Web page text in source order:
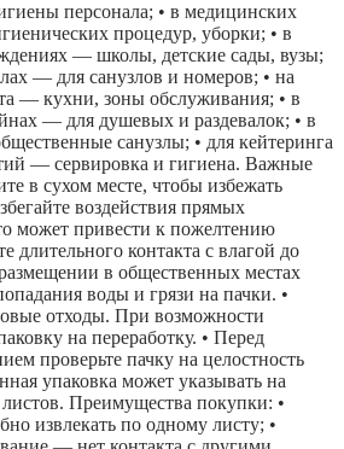
персонала; • в медицинских
процедур, уборки; • в
— школы, детские сады, вузы;
— для санузлов и номеров; • на
— кухни, зоны обслуживания; • в
— для душевых и раздевалок; • в
санузлы; • для кейтеринга
— сервировка и гигиена. Важные
в сухом месте, чтобы избежать
воздействия прямых
может привести к пожелтению
длительного контакта с влагой до
в общественных местах
воды и грязи на пачки. •
отходы. При возможности
на переработку. • Перед
проверьте пачку на целостность
упаковка может указывать на
Преимущества покупки: •
извлекать по одному листу; •